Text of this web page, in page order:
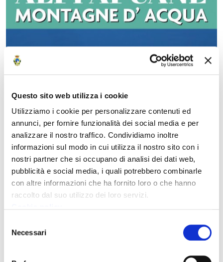
Questo sito web utilizza i cookie
Utilizziamo i cookie per personalizzare contenuti ed
annunci, per fornire funzionalità dei social media e per
analizzare il nostro traffico. Condividiamo inoltre
informazioni sul modo in cui utilizza il nostro sito con i
nostri partner che si occupano di analisi dei dati web,
pubblicità e social media, i quali potrebbero combinarle
con altre informazioni che ha fornito loro o che hanno
raccolto dal suo utilizzo dei loro servizi.
delNecessari